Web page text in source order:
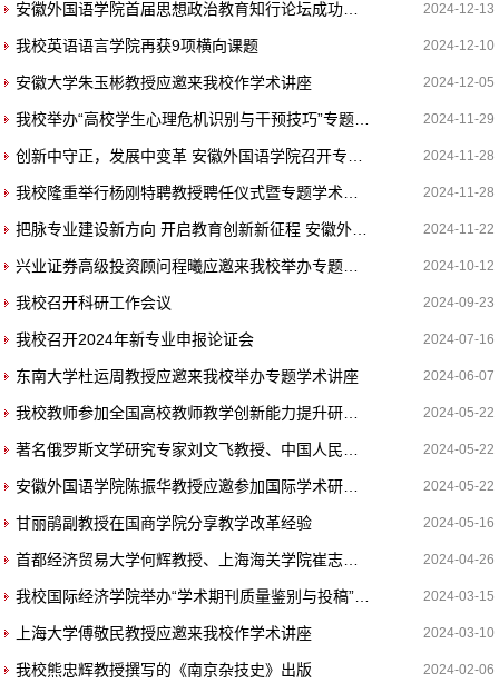
2024-12-13
我校英语语言学院再获9项横向课题 2024-12-10
安徽大学朱玉彬教授应邀来我校作学术讲座 2024-12-05
2024-11-29
2024-11-28
2024-11-28
2024-11-22
2024-10-12
我校召开科研工作会议 2024-09-23
我校召开2024年新专业申报论证会 2024-07-16
东南大学杜运周教授应邀来我校举办专题学术讲座 2024-06-07
2024-05-22
2024-05-22
2024-05-22
甘丽鹃副教授在国商学院分享教学改革经验 2024-05-16
2024-04-26
2024-03-15
上海大学傅敬民教授应邀来我校作学术讲座 2024-03-10
我校熊忠辉教授撰写的《南京杂技史》出版 2024-02-06